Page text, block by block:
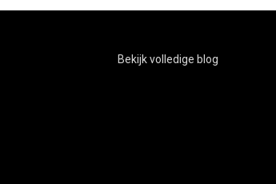
Bekijk volledige blog